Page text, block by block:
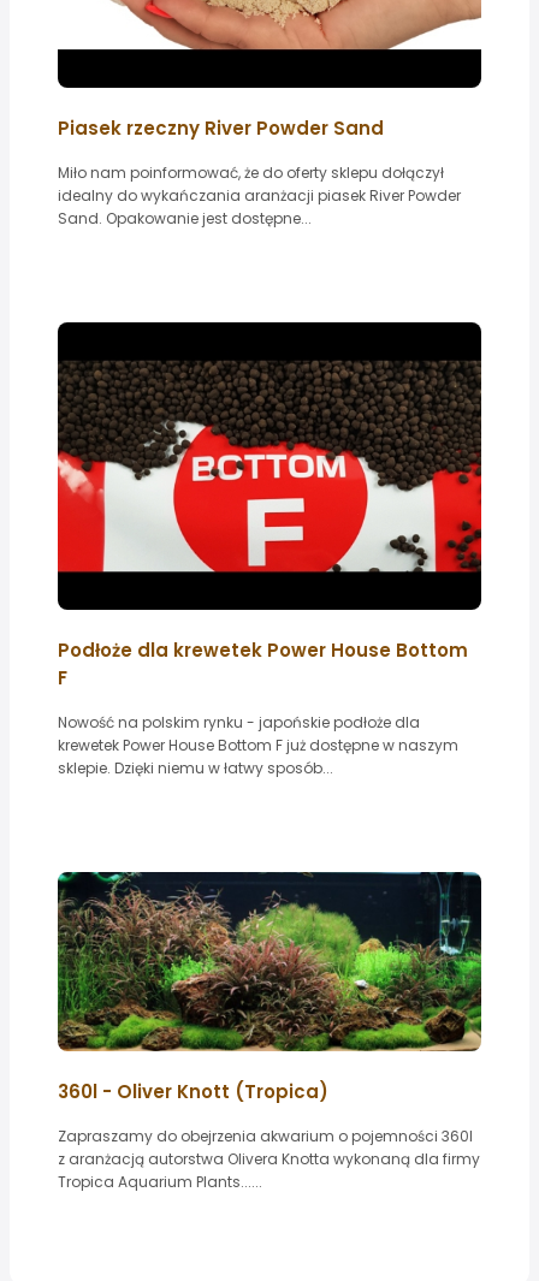
Piasek rzeczny River Powder Sand
Miło nam poinformować, że do oferty sklepu dołączył
idealny do wykańczania aranżacji piasek River Powder
Sand. Opakowanie jest dostępne...
Podłoże dla krewetek Power House Bottom
F
Nowość na polskim rynku - japońskie podłoże dla
krewetek Power House Bottom F już dostępne w naszym
sklepie. Dzięki niemu w łatwy sposób...
360l - Oliver Knott (Tropica)
Zapraszamy do obejrzenia akwarium o pojemności 360l
z aranżacją autorstwa Olivera Knotta wykonaną dla firmy
Tropica Aquarium Plants......